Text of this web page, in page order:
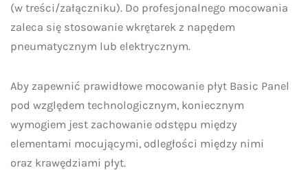
(w treści/załączniku). Do profesjonalnego mocowania
zaleca się stosowanie wkrętarek z napędem
pneumatycznym lub elektrycznym.
Aby zapewnić prawidłowe mocowanie płyt Basic Panel
pod względem technologicznym, koniecznym
wymogiem jest zachowanie odstępu między
elementami mocującymi, odległości między nimi
oraz krawędziami płyt.